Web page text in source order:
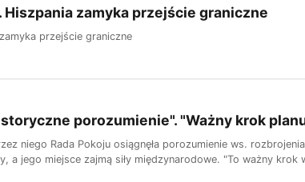
zamyka przejście graniczne
przejście graniczne
porozumienie". "Ważny krok
niego Rada Pokoju osiągnęła porozumienie ws.
a jego miejsce zajmą siły międzynarodowe. "To ważny krok